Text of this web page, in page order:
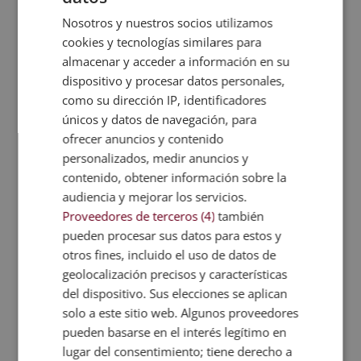
inteligencia artificial generativa, prompt
engineering, analítica predictiva,
integración de IA con tecnologías
emergentes (IoT, blockchain, edge
computing) y control inteligente de
proyectos mediante dashboards
avanzados.
El programa culmina con módulos
orientados al liderazgo digital, la gestión
del cambio y el desarrollo de competencias
clave para el Project Manager
especializado en IA.
Metodología y certificación
La formación se imparte en modalidad
Nosotros y nuestros socios utilizamos
cookies y tecnologías similares para
almacenar y acceder a información en su
dispositivo y procesar datos personales,
como su dirección IP, identificadores
únicos y datos de navegación, para
ofrecer anuncios y contenido
personalizados, medir anuncios y
contenido, obtener información sobre la
audiencia y mejorar los servicios.
Proveedores de terceros (4) también
pueden procesar sus datos para estos y
otros fines, incluido el uso de datos de
geolocalización precisos y características
del dispositivo. Sus elecciones se aplican
solo a este sitio web. Algunos proveedores
pueden basarse en el interés legítimo en
lugar del consentimiento; tiene derecho a